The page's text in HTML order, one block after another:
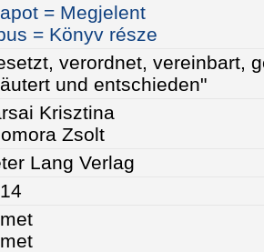
= Megjelent
= Könyv része
verordnet, vereinbart,
und entschieden"
Krisztina
Zsolt
Lang Verlag